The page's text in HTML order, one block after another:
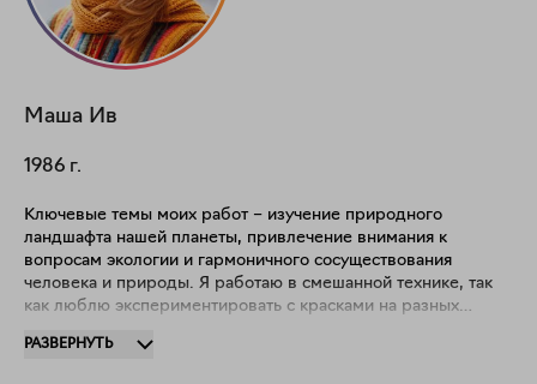
Маша Ив
1986 г.
Ключевые темы моих работ – изучение природного
ландшафта нашей планеты, привлечение внимания к
вопросам экологии и гармоничного сосуществования
человека и природы. Я работаю в смешанной технике, так
как люблю экспериментировать с красками на разных
собой. Такие эксперименты часто приводит меня к
РАЗВЕРНУТЬ